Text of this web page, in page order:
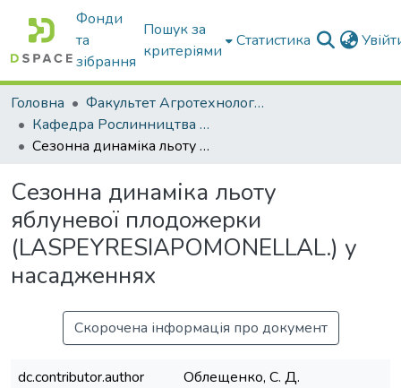
Фонди
та
зібрання
Пошук за
критеріями
Статистика
Головна
Факультет Агротехнологій та екології
Кафедра Рослинництва та садівництва ім. професора В.В. Калитки
Сезонна динаміка льоту яблуневої плодожерки (LASPEYRESIAPOMONELLAL.) у насадженнях
Сезонна динаміка льоту
яблуневої плодожерки
(LASPEYRESIAPOMONELLAL.) у
насадженнях
Скорочена інформація про документ
dc.contributor.author
Облещенко, С. Д.